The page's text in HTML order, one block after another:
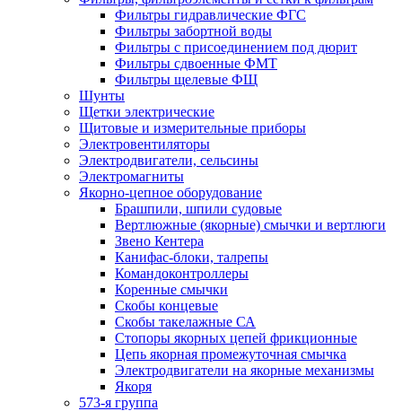
Фильтры гидравлические ФГС
Фильтры забортной воды
Фильтры с присоединением под дюрит
Фильтры сдвоенные ФМТ
Фильтры щелевые ФЩ
Шунты
Щетки электрические
Щитовые и измерительные приборы
Электровентиляторы
Электродвигатели, сельсины
Электромагниты
Якорно-цепное оборудование
Брашпили, шпили судовые
Вертлюжные (якорные) смычки и вертлюги
Звено Кентера
Канифас-блоки, талрепы
Командоконтроллеры
Коренные смычки
Скобы концевые
Скобы такелажные СА
Стопоры якорных цепей фрикционные
Цепь якорная промежуточная смычка
Электродвигатели на якорные механизмы
Якоря
573-я группа